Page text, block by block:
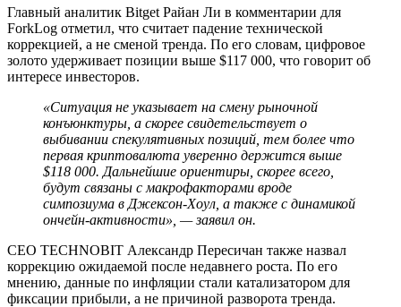
Главный аналитик Bitget Райан Ли в комментарии для
ForkLog отметил, что считает падение технической
коррекцией, а не сменой тренда. По его словам, цифровое
золото удерживает позиции выше $117 000, что говорит об
интересе инвесторов.
«Ситуация не указывает на смену рыночной
конъюнктуры, а скорее свидетельствует о
выбивании спекулятивных позиций, тем более что
первая криптовалюта уверенно держится выше
$118 000. Дальнейшие ориентиры, скорее всего,
будут связаны с макрофакторами вроде
симпозиума в Джексон-Хоул, а также с динамикой
ончейн-активности», — заявил он.
CEO TECHNOBIT Александр Пересичан также назвал
коррекцию ожидаемой после недавнего роста. По его
мнению, данные по инфляции стали катализатором для
фиксации прибыли, а не причиной разворота тренда.